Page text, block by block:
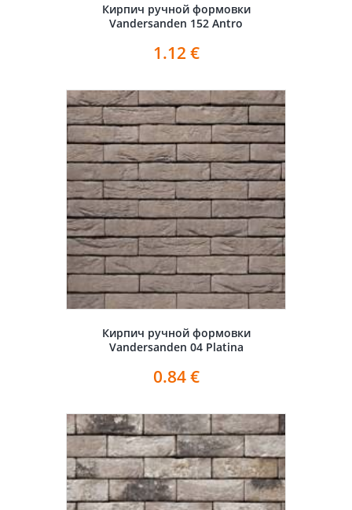
Кирпич ручной формовки
Vandersanden 152 Antro
1.12 €
Кирпич ручной формовки
Vandersanden 04 Platina
0.84€